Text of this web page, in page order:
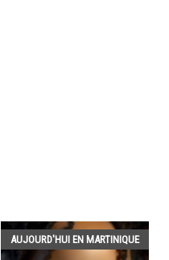
AUJOURD'HUI EN MARTINIQUE